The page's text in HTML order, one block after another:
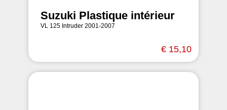
Suzuki Plastique intérieur
VL 125 Intruder 2001-2007
€ 15,10